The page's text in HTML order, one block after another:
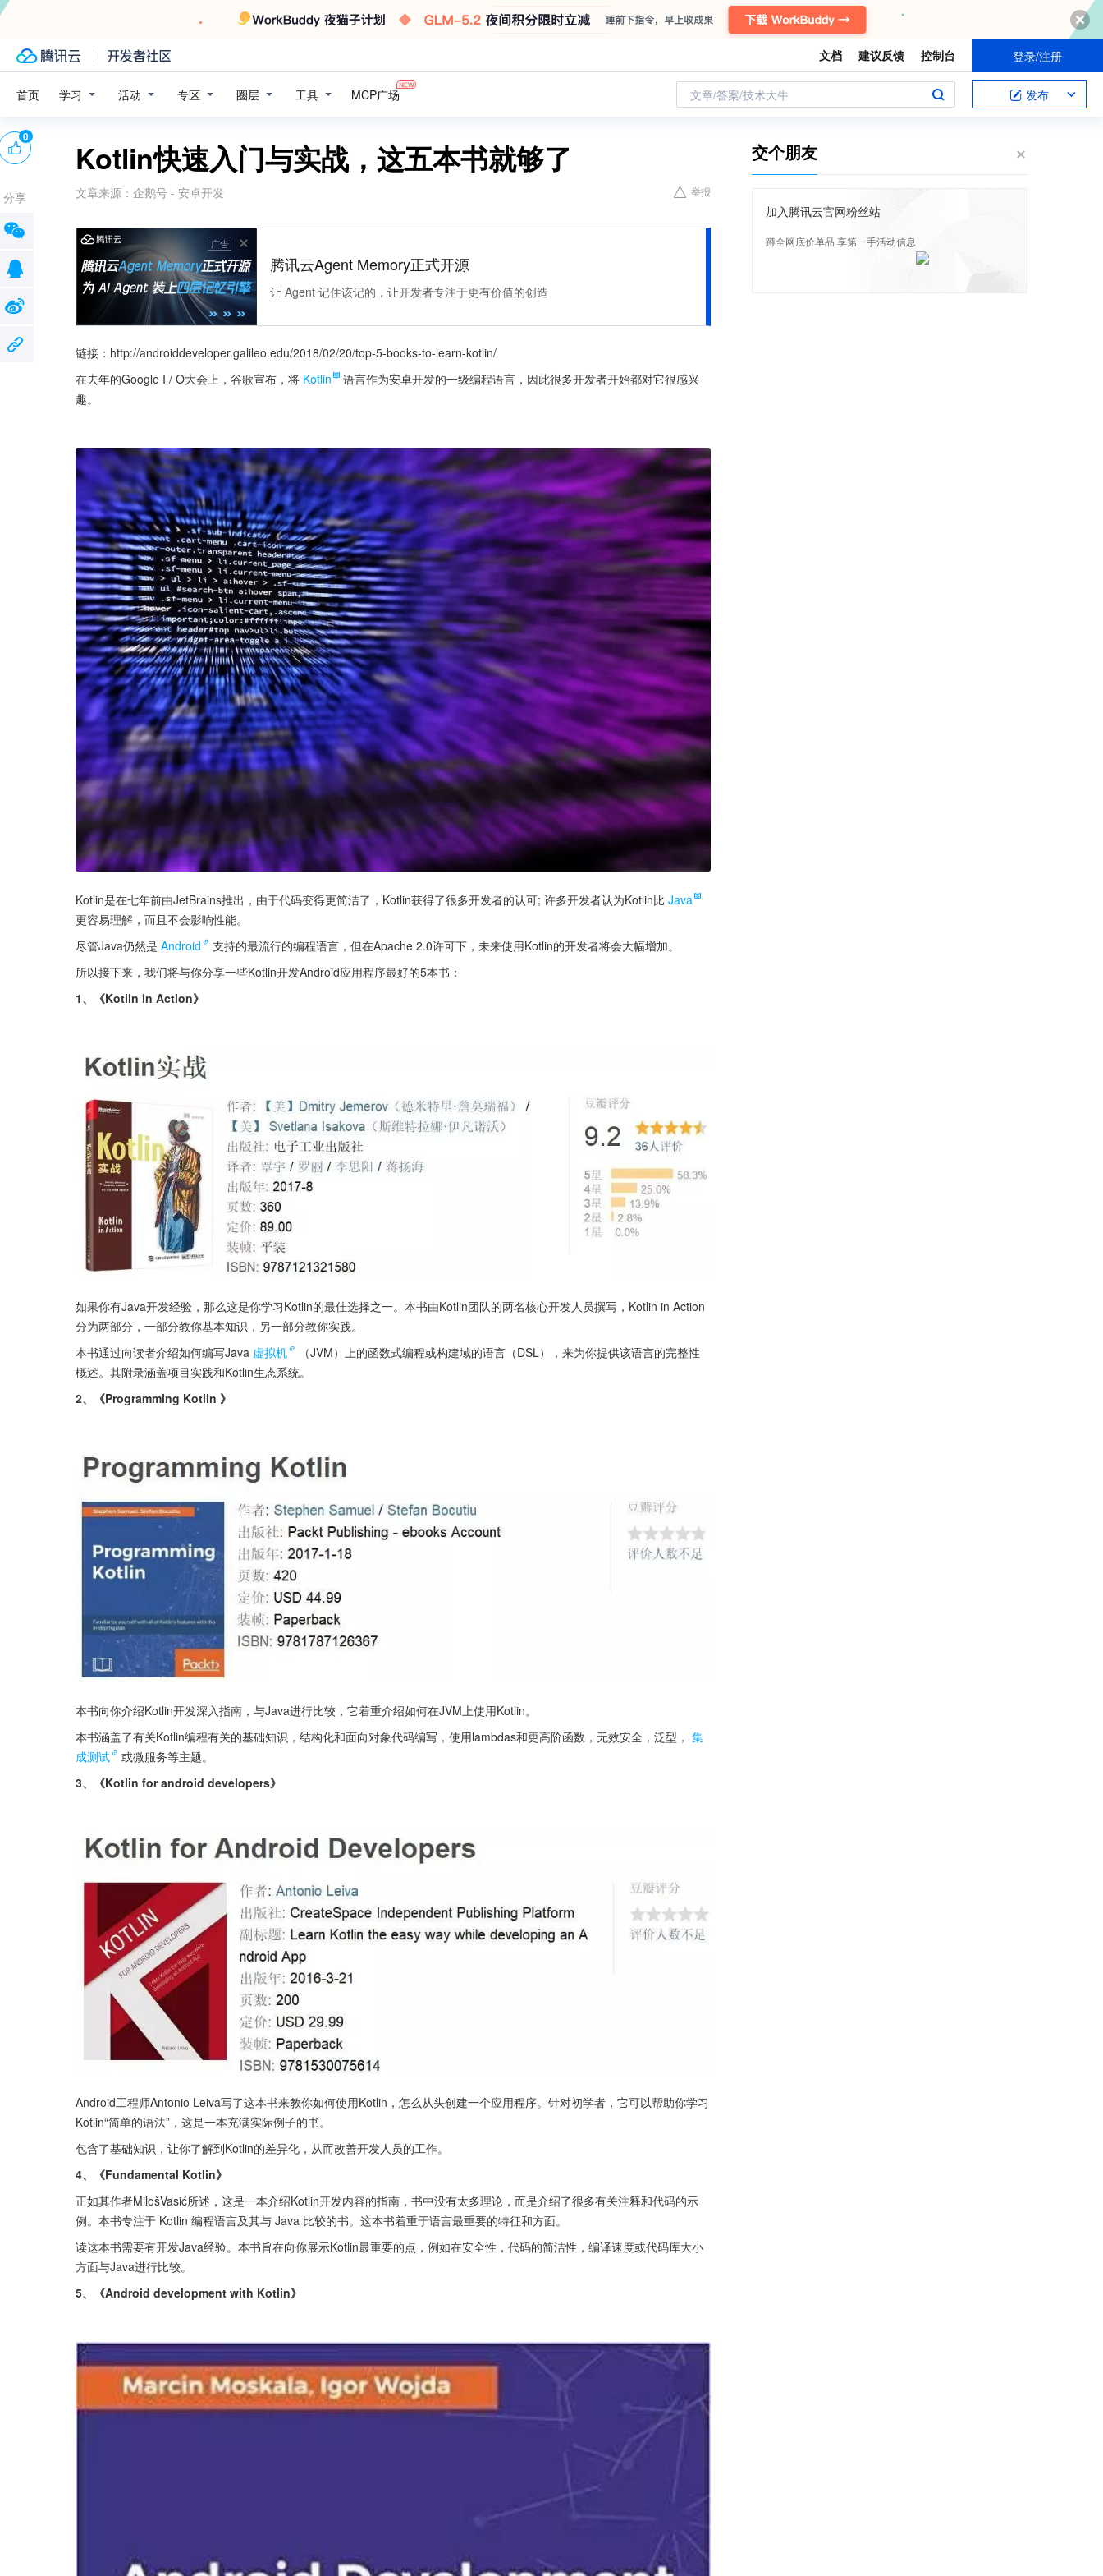
文档 建议反馈 控制台 登录/注册
首页 学习 活动 专区 圈层 工具 MCP广场 文章/答案/技术大牛 发布
Kotlin快速入门与实战，这五本书就够了
文章来源： 企鹅号 - 安卓开发 举报
广告
腾讯云Agent Memory正式开源
让 Agent 记住该记的，让开发者专注于更有价值的创造
链接：http://androiddeveloper.galileo.edu/2018/02/20/top-5-books-to-learn-kotlin/
在去年的Google I / O大会上，谷歌宣布，将 Kotlin
语言作为安卓开发的一级编程语言，因此很多开发者开始都对它很感兴
趣。
Kotlin是在七年前由JetBrains推出，由于代码变得更简洁了，Kotlin获得了很多开发者的认可; 许多开发者认为Kotlin比 Java
更容易理解，而且不会影响性能。
尽管Java仍然是 Android
支持的最流行的编程语言，但在Apache 2.0许可下，未来使用Kotlin的开发者将会大幅增加。
所以接下来，我们将与你分享一些Kotlin开发Android应用程序最好的5本书：
1、《Kotlin in Action》
如果你有Java开发经验，那么这是你学习Kotlin的最佳选择之一。本书由Kotlin团队的两名核心开发人员撰写，Kotlin in Action
分为两部分，一部分教你基本知识，另一部分教你实践。
本书通过向读者介绍如何编写Java 虚拟机
（JVM）上的函数式编程或构建域的语言（DSL），来为你提供该语言的完整性
概述。其附录涵盖项目实践和Kotlin生态系统。
2、《Programming Kotlin 》
本书向你介绍Kotlin开发深入指南，与Java进行比较，它着重介绍如何在JVM上使用Kotlin。
本书涵盖了有关Kotlin编程有关的基础知识，结构化和面向对象代码编写，使用lambdas和更高阶函数，无效安全，泛型， 集
成测试
或微服务等主题。
3、《Kotlin for android developers》
Android工程师Antonio Leiva写了这本书来教你如何使用Kotlin，怎么从头创建一个应用程序。针对初学者，它可以帮助你学习
Kotlin“简单的语法”，这是一本充满实际例子的书。
包含了基础知识，让你了解到Kotlin的差异化，从而改善开发人员的工作。
4、《Fundamental Kotlin》
正如其作者MilošVasić所述，这是一本介绍Kotlin开发内容的指南，书中没有太多理论，而是介绍了很多有关注释和代码的示
例。本书专注于 Kotlin 编程语言及其与 Java 比较的书。这本书着重于语言最重要的特征和方面。
读这本书需要有开发Java经验。本书旨在向你展示Kotlin最重要的点，例如在安全性，代码的简洁性，编译速度或代码库大小
方面与Java进行比较。
5、《Android development with Kotlin》
0
分享
交个朋友
加入腾讯云官网粉丝站
蹲全网底价单品 享第一手活动信息